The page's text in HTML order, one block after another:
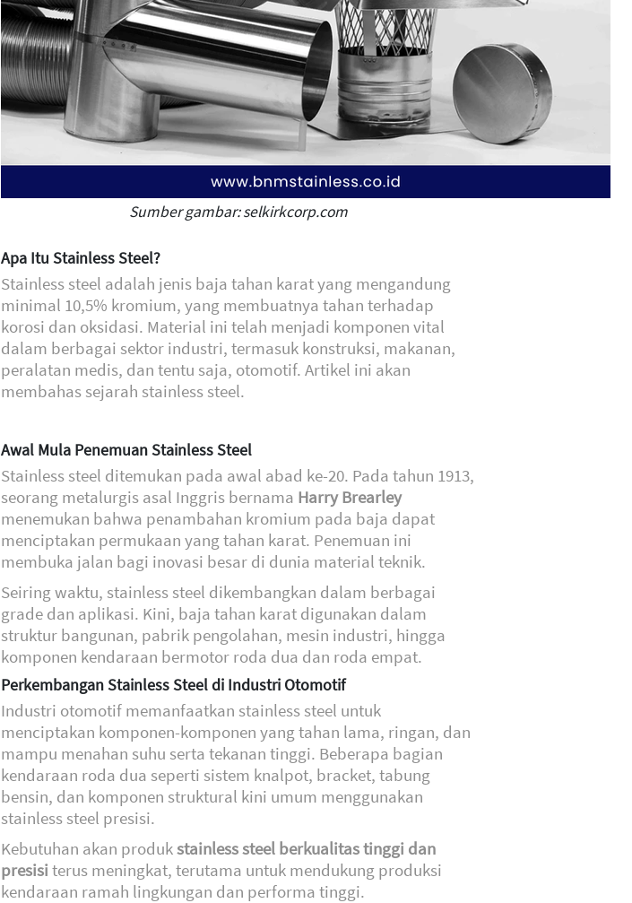
Sumber gambar: selkirkcorp.com
Apa Itu Stainless Steel?
Stainless steel adalah jenis baja tahan karat yang mengandung
minimal 10,5% kromium, yang membuatnya tahan terhadap
korosi dan oksidasi. Material ini telah menjadi komponen vital
dalam berbagai sektor industri, termasuk konstruksi, makanan,
peralatan medis, dan tentu saja, otomotif. Artikel ini akan
membahas sejarah stainless steel.
Awal Mula Penemuan Stainless Steel
Stainless steel ditemukan pada awal abad ke-20. Pada tahun 1913,
seorang metalurgis asal Inggris bernama Harry Brearley
menemukan bahwa penambahan kromium pada baja dapat
menciptakan permukaan yang tahan karat. Penemuan ini
membuka jalan bagi inovasi besar di dunia material teknik.
Seiring waktu, stainless steel dikembangkan dalam berbagai
grade dan aplikasi. Kini, baja tahan karat digunakan dalam
struktur bangunan, pabrik pengolahan, mesin industri, hingga
komponen kendaraan bermotor roda dua dan roda empat.
Perkembangan Stainless Steel di Industri Otomotif
Industri otomotif memanfaatkan stainless steel untuk
menciptakan komponen-komponen yang tahan lama, ringan, dan
mampu menahan suhu serta tekanan tinggi. Beberapa bagian
kendaraan roda dua seperti sistem knalpot, bracket, tabung
bensin, dan komponen struktural kini umum menggunakan
stainless steel presisi.
Kebutuhan akan produkstainless steel berkualitas tinggi dan
presisi terus meningkat, terutama untuk mendukung produksi
kendaraan ramah lingkungan dan performa tinggi.